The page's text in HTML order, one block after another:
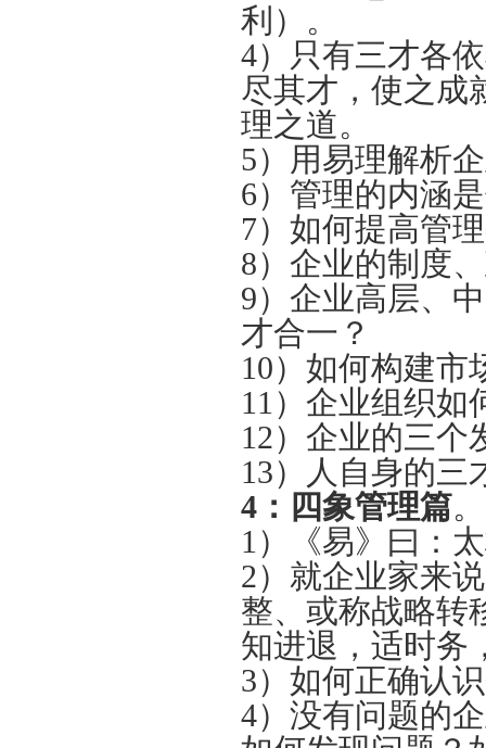
利）。
4）只有三才各
尽其才，使之成
理之道。
5）用易理解析
6）管理的内涵
7）如何提高管
8）企业的制度
9）企业高层、
才合一？
10）如何构建市
11）企业组织如
12）企业的三个
13）人自身的三
4： 四象管理篇。
1）《易》曰：
2）就企业家来
整、或称战略转
知进退，适时务
3）如何正确认
4）没有问题的